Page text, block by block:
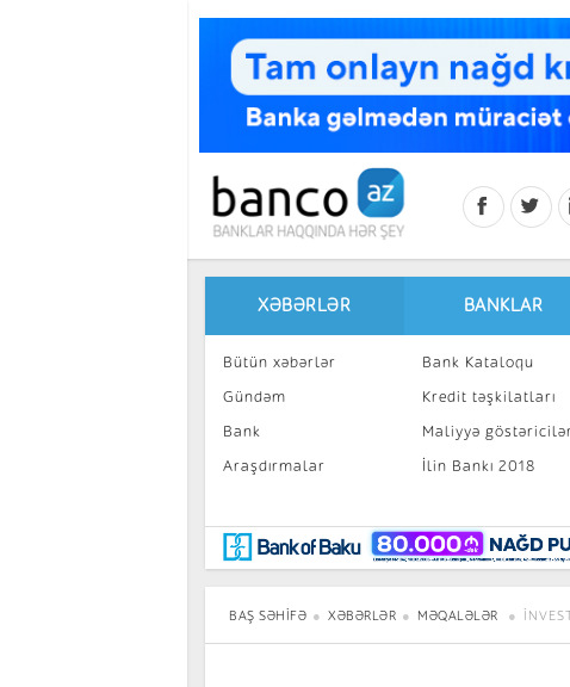
XƏBƏRLƏR
Bütün xəbərlər
Gündəm
Bank
Araşdırmalar
Maraqlı
BancoTV
Müsahibə
BANKLAR
Bank Kataloqu
Kredit təşkilatları
Maliyyə
İlin Bankı 2018
BAŞ SƏHIFƏ XƏBƏRLƏR MƏQALƏLƏR